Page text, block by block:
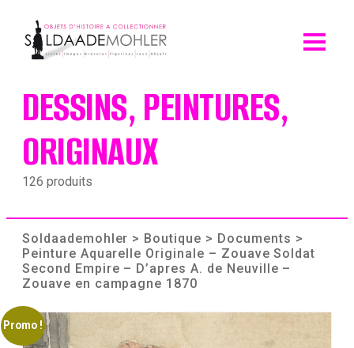
content
DESSINS, PEINTURES,
ORIGINAUX
126 produits
Soldaademohler > Boutique > Documents >
Peinture Aquarelle Originale – Zouave Soldat
Second Empire – D’apres A. de Neuville –
Zouave en campagne 1870
Promo !